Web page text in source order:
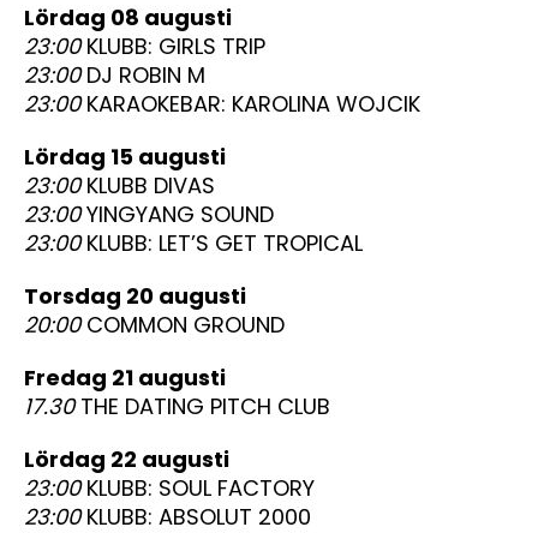
lördag 08 augusti
23:00KLUBB: GIRLS TRIP
23:00DJ ROBIN M
23:00KARAOKEBAR: KAROLINA WOJCIK
lördag 15 augusti
23:00KLUBB DIVAS
23:00YINGYANG SOUND
23:00KLUBB: LET’S GET TROPICAL
torsdag 20 augusti
20:00COMMON GROUND
fredag 21 augusti
17.30THE DATING PITCH CLUB
lördag 22 augusti
23:00KLUBB: SOUL FACTORY
23:00KLUBB: ABSOLUT 2000